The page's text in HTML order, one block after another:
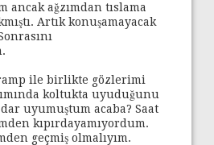
ancak ağzımdan tıslama
Artık konuşamayacak
ile birlikte gözlerimi
koltukta uyuduğunu
uyumuştum acaba? Saat
kıpırdayamıyordum.
geçmiş olmalıyım.